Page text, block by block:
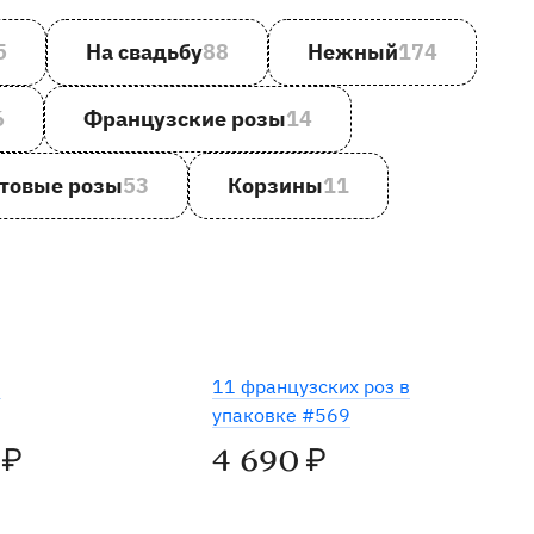
На свадьбу88 Нежный174
Французские розы14
розы53 Корзины11
₽
11 французских роз в
упаковке #569
4 690 ₽